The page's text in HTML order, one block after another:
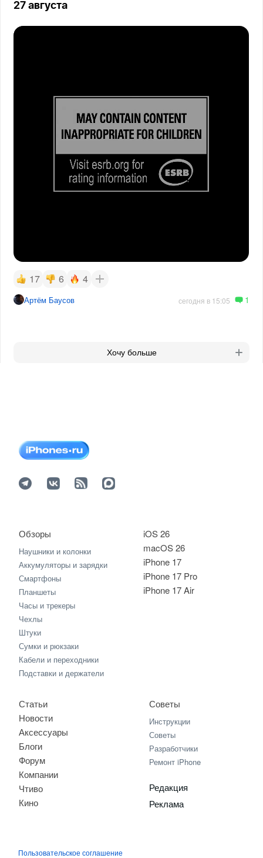
27 августа
17 6 4
Артём Баусов сегодня в 15:05 1
Хочу больше
iOS 26
macOS 26
iPhone 17
iPhone 17 Pro
iPhone 17 Air
Обзоры
Наушники и колонки
Аккумуляторы и зарядки
Смартфоны
Планшеты
Часы и трекеры
Чехлы
Штуки
Сумки и рюкзаки
Кабели и переходники
Подставки и держатели
Статьи
Новости
Аксессуары
Блоги
Форум
Компании
Чтиво
Кино
Советы
Инструкции
Советы
Разработчики
Ремонт iPhone
Редакция
Реклама
Пользовательское соглашение